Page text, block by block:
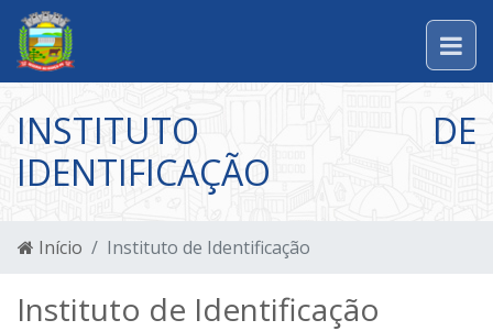
INSTITUTO DE
IDENTIFICAÇÃO
Início Instituto de Identificação
Instituto de Identificação